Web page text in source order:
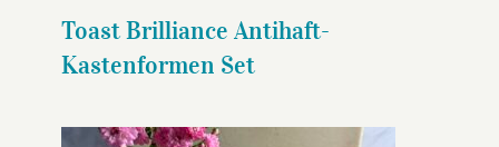
Toast Brilliance Antihaft-
Kastenformen Set